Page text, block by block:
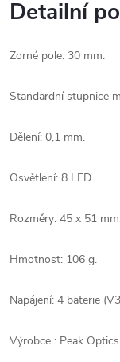
Detailní
Zorné pole: 30 mm.
Standardní stupnice
Dělení: 0,1 mm.
Osvětlení: 8 LED.
Rozměry: 45 x 51
Hmotnost: 106 g.
Napájení: 4 baterie
Výrobce : Peak Optics